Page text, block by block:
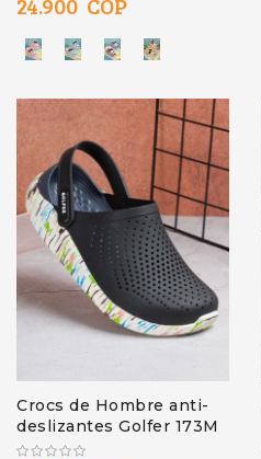
Crocs de Hombre anti-
deslizantes Golfer 173M